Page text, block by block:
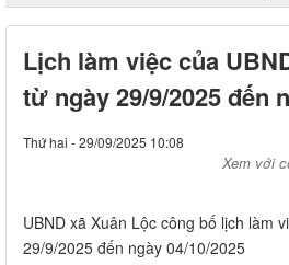
Lịch làm việc của
từ ngày 29/9/2025 đến
Thứ hai - 29/09/2025 10:08
Xem với
UBND xã Xuân Lộc công bố lịch làm
29/9/2025 đến ngày 04/10/2025